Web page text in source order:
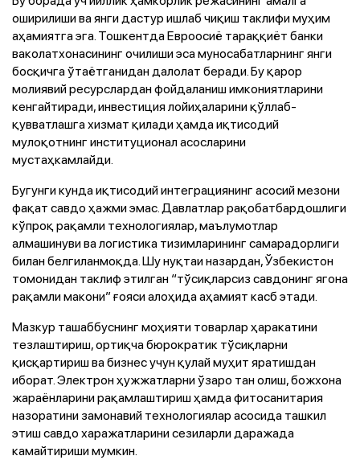
оширилиши ва янги дастур ишлаб чиқиш таклифи муҳим
аҳамиятга эга. Тошкентда Евроосиё тараққиёт банки
ваколатхонасининг очилиши эса муносабатларнинг янги
босқичга ўтаётганидан далолат беради. Бу қарор
молиявий ресурслардан фойдаланиш имкониятларини
кенгайтиради, инвестиция лойиҳаларини қўллаб-
қувватлашга хизмат қилади ҳамда иқтисодий
мулоқотнинг институционал асосларини
мустаҳкамлайди.
Бугунги кунда иқтисодий интеграциянинг асосий мезони
фақат савдо ҳажми эмас. Давлатлар рақобатбардошлиги
кўпроқ рақамли технологиялар, маълумотлар
алмашинуви ва логистика тизимларининг самарадорлиги
билан белгиланмоқда. Шу нуқтаи назардан, Ўзбекистон
томонидан таклиф этилган “тўсиқларсиз савдонинг ягона
рақамли макони” ғояси алоҳида аҳамият касб этади.
Мазкур ташаббуснинг моҳияти товарлар ҳаракатини
тезлаштириш, ортиқча бюрократик тўсиқларни
қисқартириш ва бизнес учун қулай муҳит яратишдан
иборат. Электрон ҳужжатларни ўзаро тан олиш, божхона
жараёнларини рақамлаштириш ҳамда фитосанитария
назоратини замонавий технологиялар асосида ташкил
этиш савдо харажатларини сезиларли даражада
камайтириши мумкин.